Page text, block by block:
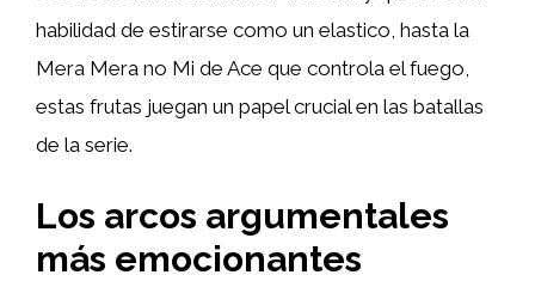
habilidad de estirarse como un elastico, hasta la
Mera Mera no Mi de Ace que controla el fuego,
estas frutas juegan un papel crucial en las batallas
de la serie.
Los arcos argumentales
más emocionantes